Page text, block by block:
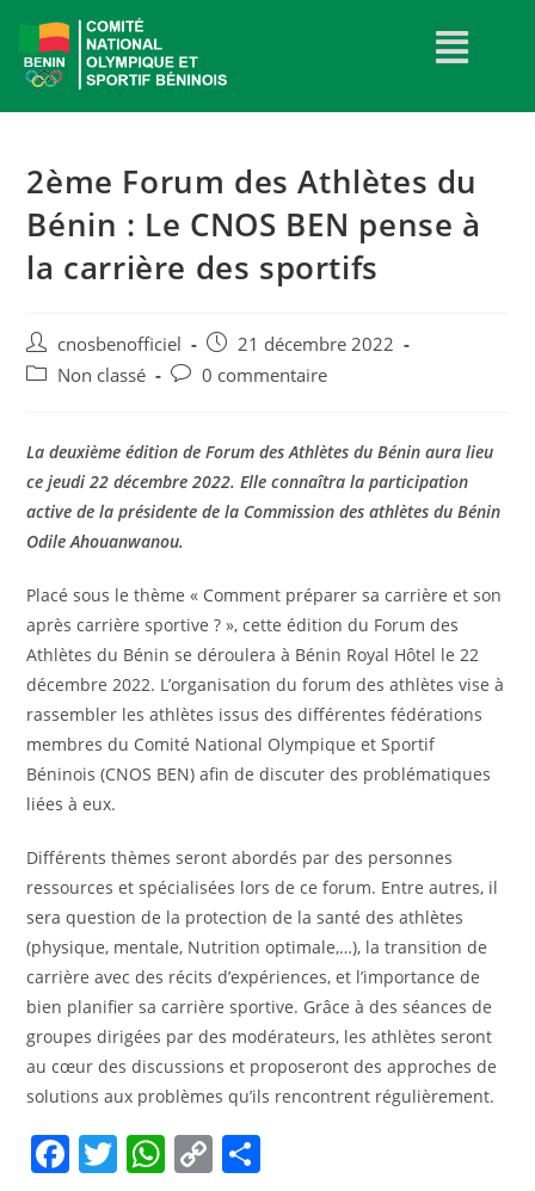
2ème Forum des Athlètes du
Bénin : Le CNOS BEN pense à
la carrière des sportifs
cnosbenofficiel
21 décembre 2022
Non classé
0 commentaire
La deuxième édition de Forum des Athlètes du Bénin aura lieu
ce jeudi 22 décembre 2022. Elle connaîtra la participation
active de la présidente de la Commission des athlètes du Bénin
Odile Ahouanwanou.
Placé sous le thème « Comment préparer sa carrière et son
après carrière sportive ? », cette édition du Forum des
Athlètes du Bénin se déroulera à Bénin Royal Hôtel le 22
décembre 2022. L’organisation du forum des athlètes vise à
rassembler les athlètes issus des différentes fédérations
membres du Comité National Olympique et Sportif
Béninois (CNOS BEN) afin de discuter des problématiques
liées à eux.
Différents thèmes seront abordés par des personnes
ressources et spécialisées lors de ce forum. Entre autres, il
sera question de la protection de la santé des athlètes
(physique, mentale, Nutrition optimale,…), la transition de
carrière avec des récits d’expériences, et l’importance de
bien planifier sa carrière sportive. Grâce à des séances de
groupes dirigées par des modérateurs, les athlètes seront
au cœur des discussions et proposeront des approches de
solutions aux problèmes qu’ils rencontrent régulièrement.
F T W C